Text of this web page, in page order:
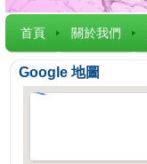
首頁 關於我們
Google 地圖